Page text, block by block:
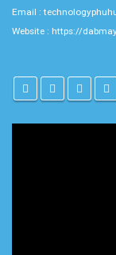
Email :
Website : https://